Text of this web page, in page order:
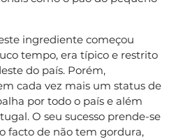
ingrediente começou
tempo, era típico e restrito
do país. Porém,
cada vez mais um status de
por todo o país e além
O seu sucesso prende-se
facto de não tem gordura,